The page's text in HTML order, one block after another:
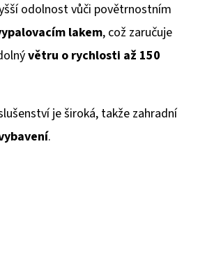
odolnost vůči povětrnostním
lakem, což zaručuje
větru o rychlosti až 150
je široká, takže zahradní
.